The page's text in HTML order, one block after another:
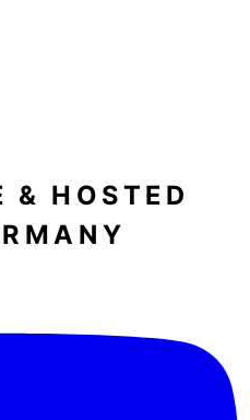
& HOSTED